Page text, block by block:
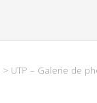
> UTP – Galerie de